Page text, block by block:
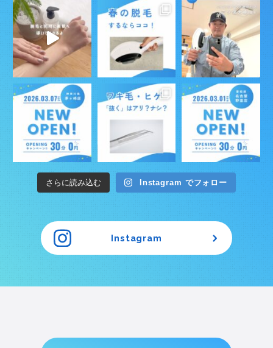
さらに読み込む Instagram でフォロー
Instagram